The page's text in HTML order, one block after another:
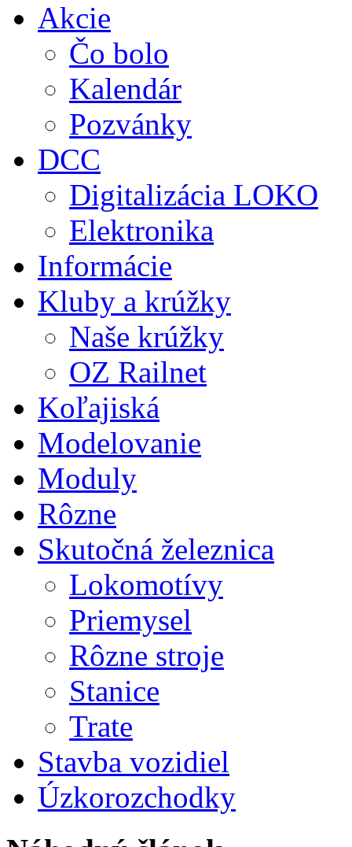
Akcie
Čo bolo
Kalendár
Pozvánky
DCC
Digitalizácia LOKO
Elektronika
Informácie
Kluby a krúžky
Naše krúžky
OZ Railnet
Koľajiská
Modelovanie
Moduly
Rôzne
Skutočná železnica
Lokomotívy
Priemysel
Rôzne stroje
Stanice
Trate
Stavba vozidiel
Úzkorozchodky